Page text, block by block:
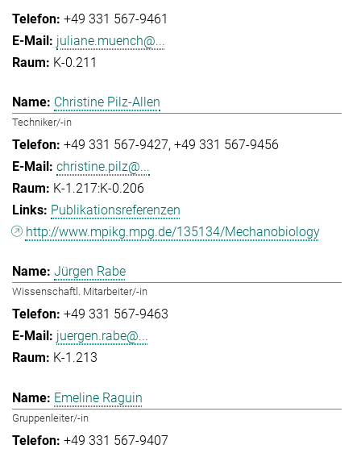
+49 331 567-9461
juliane.muench@...
K-0.211
Christine Pilz-Allen
Techniker/-in
+49 331 567-9427 +49 331 567-9456
christine.pilz@...
K-1.217:K-0.206
Publikationsreferenzen
http://www.mpikg.mpg.de/135134/Mechanobiology
Jürgen Rabe
Wissenschaftl. Mitarbeiter/-in
+49 331 567-9463
juergen.rabe@...
K-1.213
Emeline Raguin
Gruppenleiter/-in
+49 331 567-9407